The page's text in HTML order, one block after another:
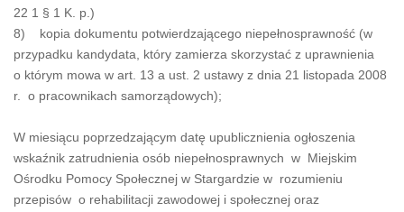
22 1 § 1 K. p.)
8) kopia dokumentu potwierdzającego niepełnosprawność (w
przypadku kandydata, który zamierza skorzystać z uprawnienia
o którym mowa w art. 13 a ust. 2 ustawy z dnia 21 listopada 2008
r. o pracownikach samorządowych);
W miesiącu poprzedzającym datę upublicznienia ogłoszenia
wskaźnik zatrudnienia osób niepełnosprawnych w Miejskim
Ośrodku Pomocy Społecznej w Stargardzie w rozumieniu
przepisów o rehabilitacji zawodowej i społecznej oraz